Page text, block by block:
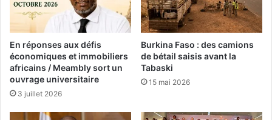
En réponses aux défis
économiques et immobiliers
africains / Meambly sort un
ouvrage universitaire
3 juillet 2026
Burkina Faso : des camions
de bétail saisis avant la
Tabaski
15 mai 2026